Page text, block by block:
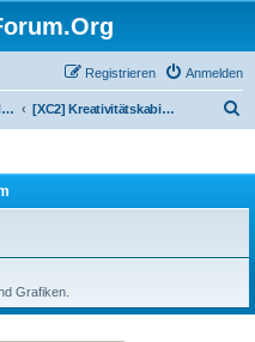
Anmelden
Registrieren
XENOBLADE CHRONICLES 2 [XC2] Kreativitätskabinett
Grafiken.